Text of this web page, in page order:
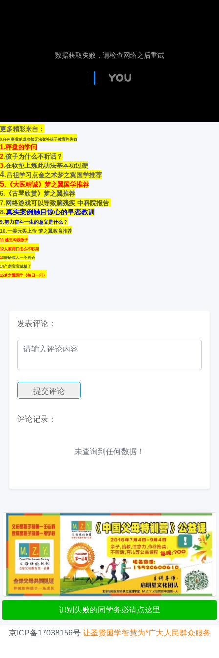
更多精彩来自：
0.任何事业的成功都无法弥补孩子教育的失败
1.秤盘的学问
2.孩子为什么不听话？
3.在软垫上炼此功法基本功过硬
4.吕祖学习点金之术梦之翼国学推荐
5.《大医精诚》梦之翼国学推荐
6.《古琴欣赏》梦之翼推荐
7. 网络游戏可以导致脑残疾 中科院报告
8.真实案例触目惊心的早恋教训
9 .努力奋斗一生的意义是什么？
10.一美元买上帝 梦之翼教育推荐
11越王勾践教子
12人家两口怎么不吵架
13请给每人一个机会
14产房宝宝成精了
15梦之翼国学《每日一问》
发表评论：
提交评论
评论记录：
未查询到任何数据！
识别失败的同学务必请点这里
京ICP备17038156号让圣贤国学智慧为*广大人民群众服务